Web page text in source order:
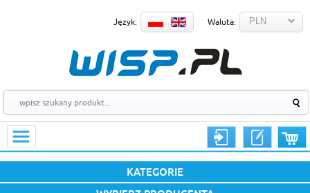
Język: Waluta:
KATEGORIE